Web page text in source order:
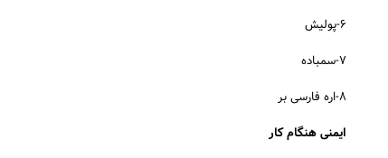
6-پولیش
7-سمباده
8-اره فارسی بر
ایمنی هنگام کار